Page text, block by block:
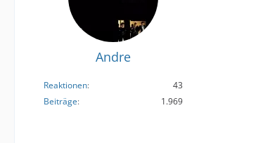
Andre
Reaktionen
43
Beiträge
1.969